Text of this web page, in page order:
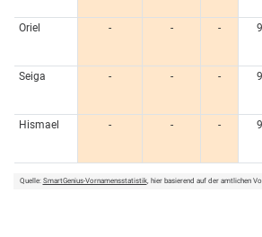
Oriel
- - -
Seiga
- - -
Hismael
- - -
Quelle: SmartGenius-Vornamensstatistik, hier basierend auf der amtlichen